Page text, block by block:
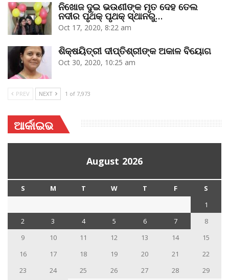
ନିଖୋଜ ଦୁଇ ଭଉଣୀଙ୍କ ମୃତ ଦେହ ତେଲ
ନଦୀର ପୃଥକ୍‌ ପୃଥକ୍‌ ସ୍ଥାନରୁ…
Oct 17, 2020, 8:22 am
ଶିକ୍ଷୟିତ୍ରୀ ଦୀପ୍ତିଶ୍ରୀଙ୍କ ଅକାଳ ବିୟୋଗ
Oct 30, 2020, 10:25 am
PREV NEXT 1 of 7,973
ଆର୍କାଇଭ
August 2026
S M T W T F
S
1
2
3 4 5 6 7
8
9
10 11 12 13 14
15
16
17 18 19 20 21
22
23
24 25 26 27 28 29